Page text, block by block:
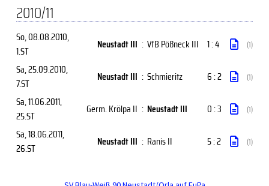
2010/11
So, 08.08.2010,
1.ST
Neustadt III : VfB Pößneck III 1 : 4 (1)
Sa, 25.09.2010,
7.ST
Neustadt III : Schmieritz 6 : 2 (1)
Sa, 11.06.2011,
25.ST
Germ. Krölpa II : Neustadt III 0 : 3 (1)
Sa, 18.06.2011,
26.ST
Neustadt III : Ranis II 5 : 2 (1)